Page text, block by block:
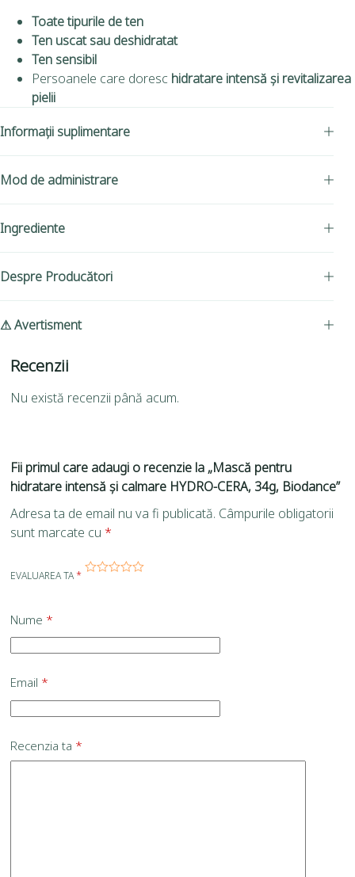
Toate tipurile de ten
Ten uscat sau deshidratat
Ten sensibil
Persoanele care doresc hidratare intensă și revitalizarea
pielii
Informații suplimentare
Mod de administrare
Ingrediente
Despre Producători
⚠ Avertisment
Recenzii
Nu există recenzii până acum.
Fii primul care adaugi o recenzie la „Mască pentru
hidratare intensă și calmare HYDRO-CERA, 34g, Biodance”
Adresa ta de email nu va fi publicată. Câmpurile obligatorii
sunt marcate cu *
EVALUAREA TA*
Nume *
Email *
Recenzia ta *